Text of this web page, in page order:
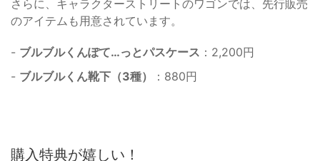
さらに、キャラクターストリートのワゴンでは、先行販売
のアイテムも用意されています。
- ブルブルくんぽて…っとパスケース ：2,200円
- ブルブルくん靴下（3種） ：880円
購入特典が嬉しい！